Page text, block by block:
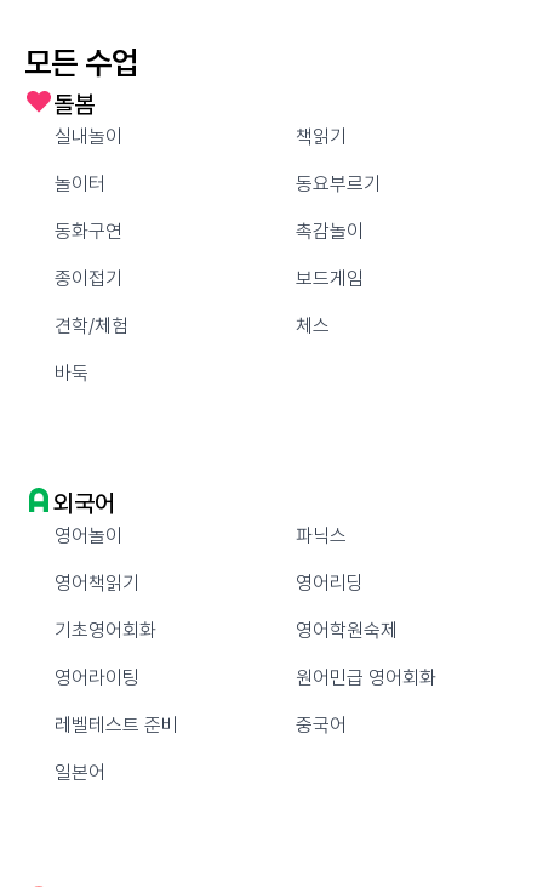
모든 수업
돌봄
실내놀이 책읽기
놀이터 동요부르기
동화구연 촉감놀이
종이접기 보드게임
견학/체험 체스
바둑
외국어
영어놀이 파닉스
영어책읽기 영어리딩
기초영어회화 영어학원숙제
영어라이팅 원어민급 영어회화
레벨테스트 준비 중국어
일본어